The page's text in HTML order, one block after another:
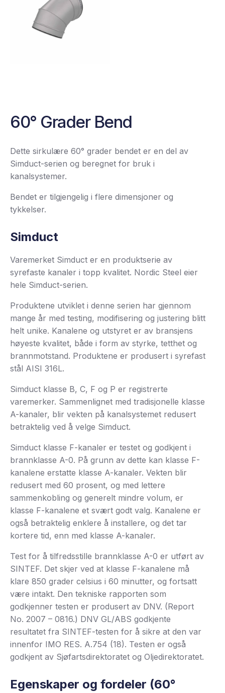
60° Grader Bend
Dette sirkulære 60° grader bendet er en del av
Simduct-serien og beregnet for bruk i
kanalsystemer.
Bendet er tilgjengelig i flere dimensjoner og
tykkelser.
Simduct
Varemerket Simduct er en produktserie av
syrefaste kanaler i topp kvalitet. Nordic Steel eier
hele Simduct-serien.
Produktene utviklet i denne serien har gjennom
mange år med testing, modifisering og justering blitt
helt unike. Kanalene og utstyret er av bransjens
høyeste kvalitet, både i form av styrke, tetthet og
brannmotstand. Produktene er produsert i syrefast
stål AISI 316L.
Simduct klasse B, C, F og P er registrerte
varemerker. Sammenlignet med tradisjonelle klasse
A-kanaler, blir vekten på kanalsystemet redusert
betraktelig ved å velge Simduct.
Simduct klasse F-kanaler er testet og godkjent i
brannklasse A-0. På grunn av dette kan klasse F-
kanalene erstatte klasse A-kanaler. Vekten blir
redusert med 60 prosent, og med lettere
sammenkobling og generelt mindre volum, er
klasse F-kanalene et svært godt valg. Kanalene er
også betraktelig enklere å installere, og det tar
kortere tid, enn med klasse A-kanaler.
Test for å tilfredsstille brannklasse A-0 er utført av
SINTEF. Det skjer ved at klasse F-kanalene må
klare 850 grader celsius i 60 minutter, og fortsatt
være intakt. Den tekniske rapporten som
godkjenner testen er produsert av DNV. (Report
No. 2007 – 0816.) DNV GL/ABS godkjente
resultatet fra SINTEF-testen for å sikre at den var
innenfor IMO RES. A.754 (18). Testen er også
godkjent av Sjøfartsdirektoratet og Oljedirektoratet.
Egenskaper og fordeler (60°